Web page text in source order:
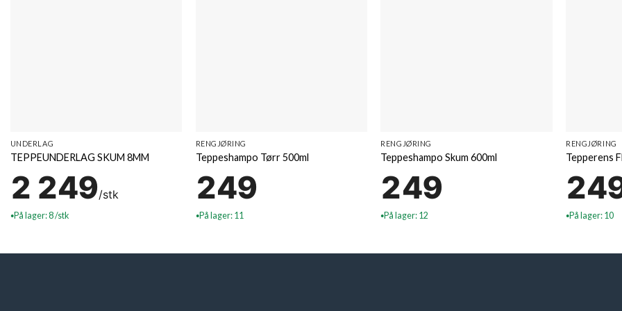
UNDERLAG
TEPPEUNDERLAG SKUM 8MM
2 249/stk
●På lager: 8 /stk
RENGJØRING
Teppeshampo Tørr 500ml
249
●På lager: 11
RENGJØRING
Teppeshampo Skum 600ml
249
●På lager: 12
RENGJØRING
Tepperens
●På lager: 10